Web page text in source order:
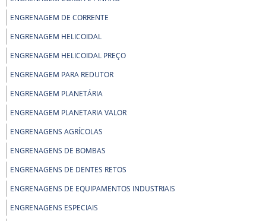
ENGRENAGEM DE CORRENTE
ENGRENAGEM HELICOIDAL
ENGRENAGEM HELICOIDAL PREÇO
ENGRENAGEM PARA REDUTOR
ENGRENAGEM PLANETÁRIA
ENGRENAGEM PLANETARIA VALOR
ENGRENAGENS AGRÍCOLAS
ENGRENAGENS DE BOMBAS
ENGRENAGENS DE DENTES RETOS
ENGRENAGENS DE EQUIPAMENTOS INDUSTRIAIS
ENGRENAGENS ESPECIAIS